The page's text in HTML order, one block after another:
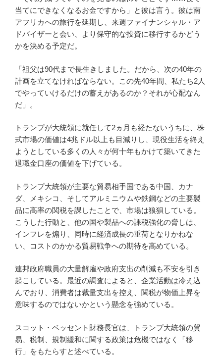
当てにできなくなるお金ですから」と彼は言う。彼は南
アフリカへの旅行を延期し、来週ファイナンシャル・ア
ドバイザーと会い、より保守的な投資に移行するかどう
かを決める予定だ。
「祖父は90代まで長生きしました。だから、次の40年の
計画を立てなければならない。この先40年間、私たち2人
でやっていけるだけの蓄えがあるのか？それが心配なん
だ」。
トランプが大統領に就任して2ヵ月も経たないうちに、株
式市場の価値は4兆ドル以上も目減りし、現役生活を終え
ようとしている多くの人々が何十年もかけて築いてきた
退職金口座の価値を下げている。
トランプ大統領が主要な貿易相手国である中国、カナ
ダ、メキシコ、そしてアルミニウムや鉄鋼などの主要製
品に高率の関税を課したことで、市場は狼狽している。
こうした行動と、他の国や製品への課税強化の脅しは、
インフレを煽り、同時に経済成長の重荷となりかねな
い、コストのかかる貿易戦争への期待を高めている。
連邦政府職員の大量解雇や政府支出の削減も不安を引き
起こしている。最近の調査によると、企業活動は冷え込
んでおり、消費者は裁量支出を控え、関税が物価上昇を
意味するのではないかという懸念を強めている。
スコット・ベッセント財務長官は、トランプ大統領の貿
易、税制、規制緩和に関する政策は危機ではなく「移
行」をもたらすと述べている。